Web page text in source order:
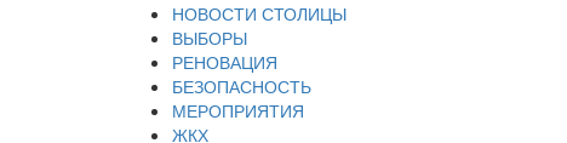
НОВОСТИ СТОЛИЦЫ
ВЫБОРЫ
РЕНОВАЦИЯ
БЕЗОПАСНОСТЬ
МЕРОПРИЯТИЯ
ЖКХ